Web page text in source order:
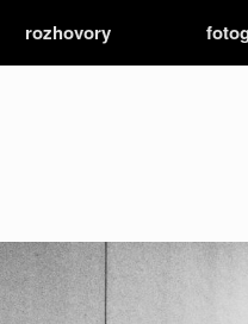
rozhovory